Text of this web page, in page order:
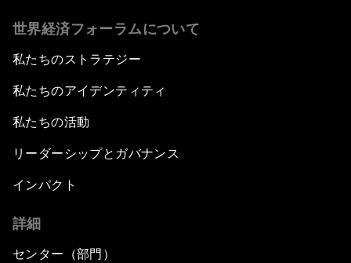
世界経済フォーラムについて
私たちのストラテジー
私たちのアイデンティティ
私たちの活動
リーダーシップとガバナンス
インパクト
詳細
センター（部門）